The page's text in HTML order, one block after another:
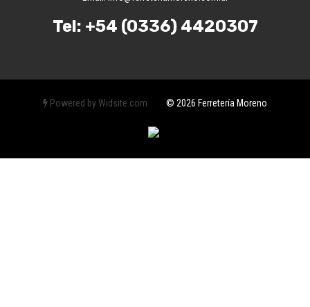
Tel: +54 (0336) 4420307
Powered by Widsite.com © 2026 Ferretería Moreno